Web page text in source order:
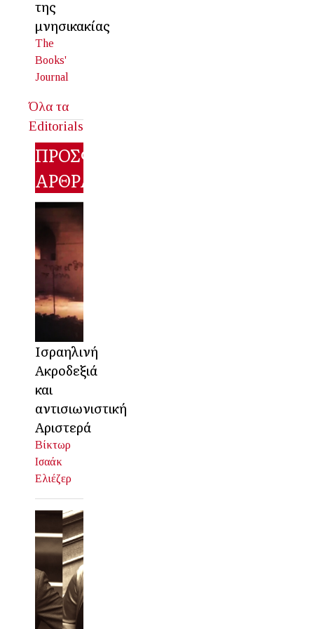
της
μνησικακίας
The
Books'
Journal
Όλα τα
Editorials
ΠΡΟΣΦΑΤΑ
ΑΡΘΡΑ
Ισραηλινή
Ακροδεξιά
και
αντισιωνιστική
Αριστερά
Βίκτωρ
Ισαάκ
Ελιέζερ